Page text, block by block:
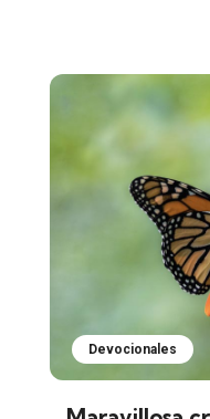
Devocionales